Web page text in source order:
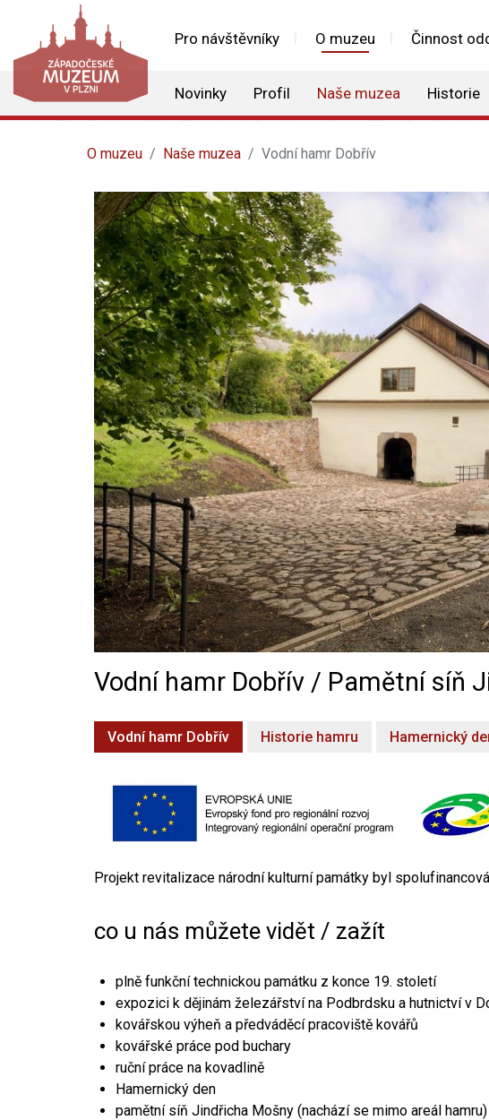
Pro návštěvníky O muzeu Činnost
Novinky Profil Naše muzea Historie
O muzeu Naše muzea Vodní hamr Dobřív
Vodní hamr Dobřív / Pamětní síň
Vodní hamr Dobřív Historie hamru Hamernický
Projekt revitalizace národní kulturní památky byl
co u nás můžete vidět / zažít
plně funkční technickou památku z konce 19. století
expozici k dějinám železářství na Podbrdsku a hutnictví v
kovářskou výheň a předváděcí pracoviště kovářů
kovářské práce pod buchary
ruční práce na kovadlině
Hamernický den
pamětní síň Jindřicha Mošny (nachází se mimo areál hamru)